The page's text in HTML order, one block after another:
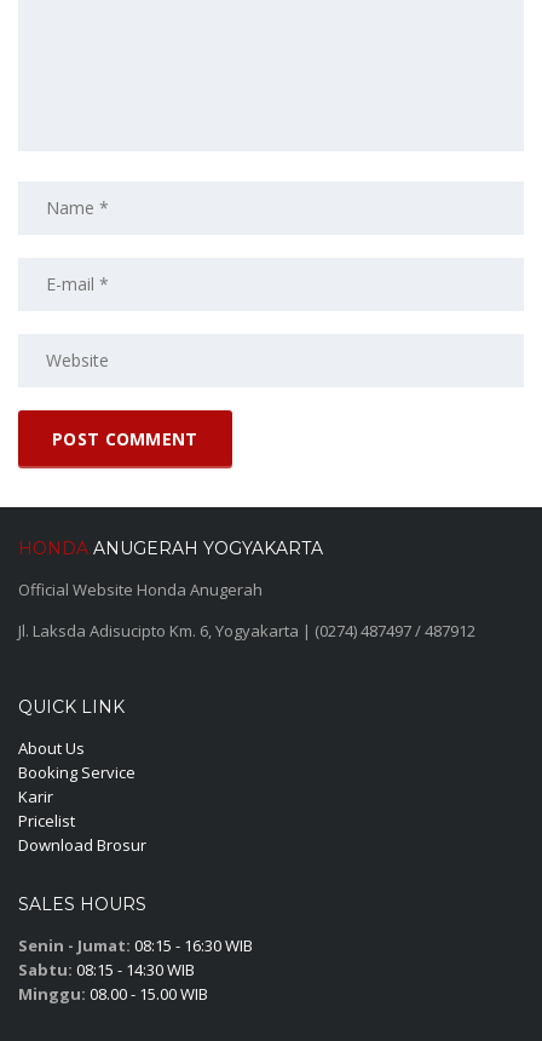
HONDA ANUGERAH YOGYAKARTA
Official Website Honda Anugerah
Jl. Laksda Adisucipto Km. 6, Yogyakarta | (0274) 487497 / 487912
QUICK LINK
About Us
Booking Service
Karir
Pricelist
Download Brosur
SALES HOURS
Senin - Jumat: 08:15 - 16:30 WIB
Sabtu: 08:15 - 14:30 WIB
Minggu: 08.00 - 15.00 WIB